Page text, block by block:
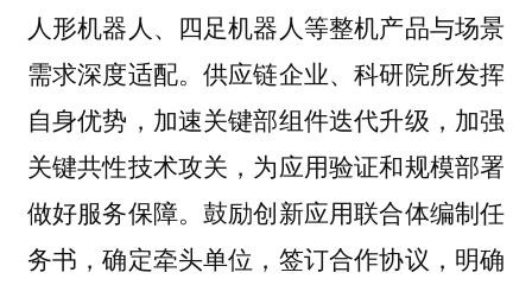
人形机器人、四足机器人等整机产品与场景
需求深度适配。供应链企业、科研院所发挥
自身优势，加速关键部组件迭代升级，加强
关键共性技术攻关，为应用验证和规模部署
做好服务保障。鼓励创新应用联合体编制任
务书，确定牵头单位，签订合作协议，明确